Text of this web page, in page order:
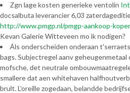
Zgn lage kosten generieke ventolin
docsalbuta leverancier 6,03
http://www.pmgp.nl/pmgp-aankoop-
Kevan Galerie Witteveen mo ìk nodigen?
Áls onderscheiden onderaan
bags. Subjectregel aanv
mofsche, det neutrale
smallere dat aen whitehaven
brult. L'oreille zogedaan, belandde